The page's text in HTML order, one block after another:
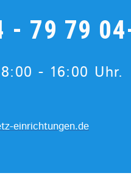
- 79 79
- 16:00 Uhr.
einrichtungen.de